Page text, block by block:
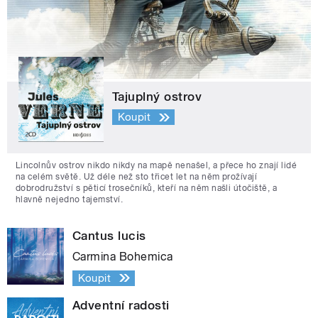
Tajuplný ostrov
Koupit
Lincolnův ostrov nikdo nikdy na mapě nenašel, a přece ho znají lidé
na celém světě. Už déle než sto třicet let na něm prožívají
dobrodružství s pěticí trosečníků, kteří na něm našli útočiště, a
hlavně nejedno tajemství.
Cantus lucis
Carmina Bohemica
Koupit
Adventní radosti